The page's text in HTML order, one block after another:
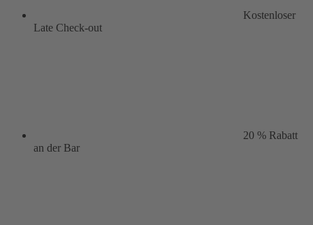
Kostenloser
Late Check-out
20 % Rabatt
an der Bar